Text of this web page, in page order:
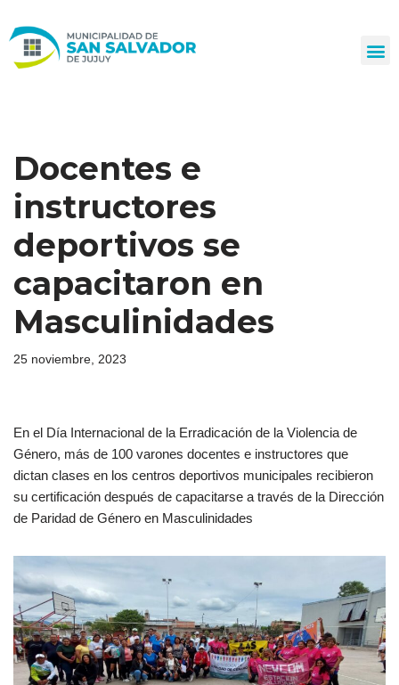
al
Docentes e
instructores
deportivos se
capacitaron en
Masculinidades
25 noviembre, 2023
En el Día Internacional de la Erradicación de la Violencia de
Género, más de 100 varones docentes e instructores que
dictan clases en los centros deportivos municipales recibieron
su certificación después de capacitarse a través de la Dirección
de Paridad de Género en Masculinidades